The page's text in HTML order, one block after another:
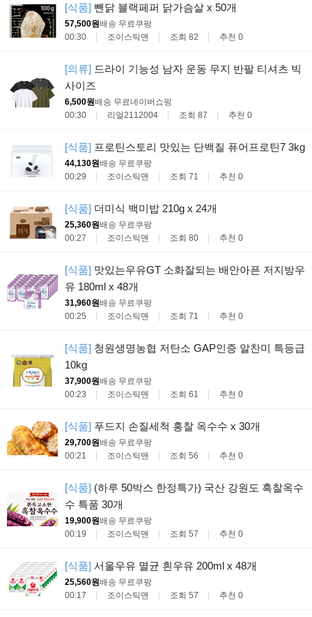
[식품] 뺀닭 블랙페퍼 닭가슴살 x 50개
57,500원배송 무료 쿠팡
00:30
조이스틱맨 조회 82 추천 0
[의류] 드라이 기능성 남자 운동 무지 반팔 티셔츠 빅
사이즈
6,500원배송 무료네이버쇼핑
00:30
리얼2112004 조회 87 추천 0
[식품] 프로틴스토리 맛있는 단백질 퓨어프로틴7 3kg
44,130원배송 무료 쿠팡
00:29
조이스틱맨 조회 71 추천 0
[식품] 더미식 백미밥 210g x 24개
25,360원배송 무료 쿠팡
00:27
조이스틱맨 조회 80 추천 0
[식품] 맛있는우유GT 소화잘되는 배안아픈 저지방우
유 180ml x 48개
31,960원배송 무료 쿠팡
00:25
조이스틱맨 조회 71 추천 0
[식품] 청원생명농협 저탄소 GAP인증 알찬미 특등급
10kg
37,900원배송 무료 쿠팡
00:23
조이스틱맨 조회 61 추천 0
[식품] 푸드지 손질세척 홍찰 옥수수 x 30개
29,700원배송 무료 쿠팡
00:21
조이스틱맨 조회 56 추천 0
[식품] (하루 50박스 한정특가) 국산 강원도 흑찰옥수
수 특품 30개
19,900원배송 무료 쿠팡
00:19
조이스틱맨 조회 57 추천 0
[식품] 서울우유 멸균 흰우유 200ml x 48개
25,560원배송 무료 쿠팡
00:17
조이스틱맨 조회 57 추천 0